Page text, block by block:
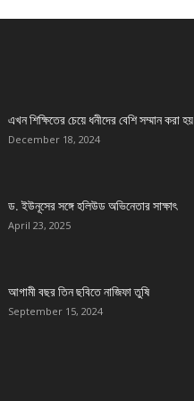
এখন শিক্ষিতের চেয়ে ধনীদের বেশি সম্মান করা হয়
December 18, 2024
ড. ইউনূসের সঙ্গে হলিউড অভিনেতার সাক্ষাৎ
April 23, 2025
আগামী বছর তিন ছবিতে নাজিফা তুষি
September 15, 2024